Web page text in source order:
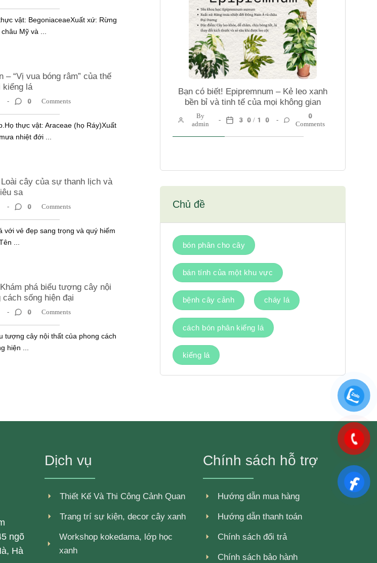
vật: BegoniaceaeXuất xứ: Rừng
Mỹ và ...
– “Vị vua bóng râm” của thế
kiểng lá
0 Comments
thực vật: Araceae (họ Ráy)Xuất
nhiệt đới ...
cây của sự thanh lịch và
sa
0 Comments
với vẻ đẹp sang trọng và quý hiếm
...
phá biểu tượng cây nội
cách sống hiện đại
0 Comments
tượng cây nội thất của phong cách
hiện ...
Bạn có biết! Epipremnum – Kẻ leo xanh
bền bỉ và tinh tế của mọi không gian
By
admin
30/10
0
Comments
Chủ đề
bón phân cho cây
bán tính của một khu vực
bệnh cây cảnh cháy lá
cách bón phân kiếng lá
kiếng lá
ngõ
Hà
Dịch vụ
Thiết Kế Và Thi Công Cảnh Quan
Trang trí sự kiện, decor cây xanh
Workshop kokedama, lớp học
xanh
Chính sách hỗ trợ
Hướng dẫn mua hàng
Hướng dẫn thanh toán
Chính sách đổi trả
Chính sách bảo hành